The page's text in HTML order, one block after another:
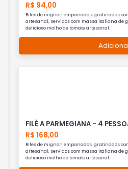
R$ 94,00
Bifes de mignon empanados, gratinados
artesanal, servidos com massa italiana de
delicioso molho de tomate artesanal.
FILÉ A PARMEGIANA - 4
R$ 168,00
Bifes de mignon empanados, gratinados
artesanal, servidos com massa italiana de
delicioso molho de tomate artesanal.